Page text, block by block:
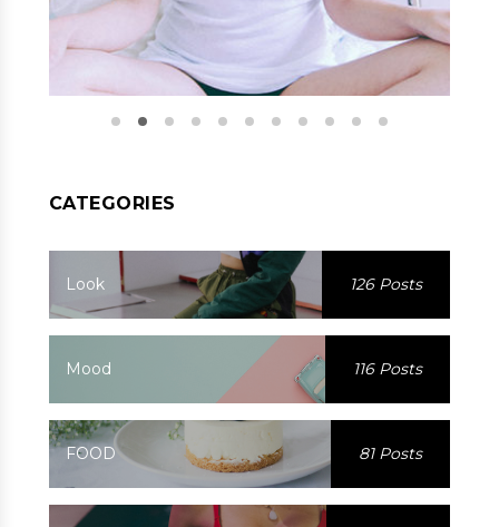
CATEGORIES
Look 126 Posts
Mood 116 Posts
FOOD 81 Posts